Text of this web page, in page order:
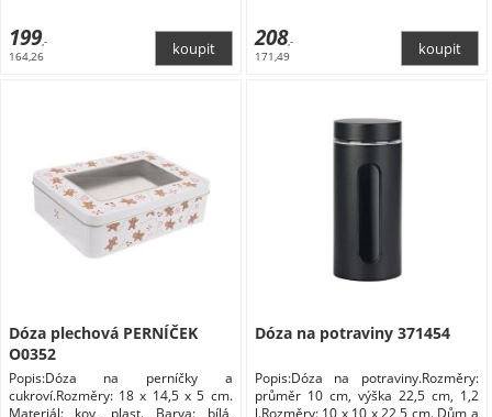
199,-
164,26
208,-
171,49
Dóza plechová PERNÍČEK
O0352
Popis:Dóza na perníčky a
cukroví.Rozměry: 18 x 14,5 x 5 cm.
Materiál: kov, plast. Barva: bílá,
Dóza na potraviny 371454
Popis:Dóza na potraviny.Rozměry:
průměr 10 cm, výška 22,5 cm, 1,2
l.Rozměry: 10 x 10 x 22,5 cm. Dům a